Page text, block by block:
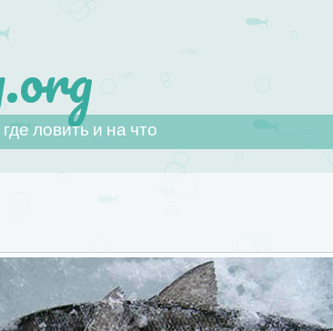
ловить и на что